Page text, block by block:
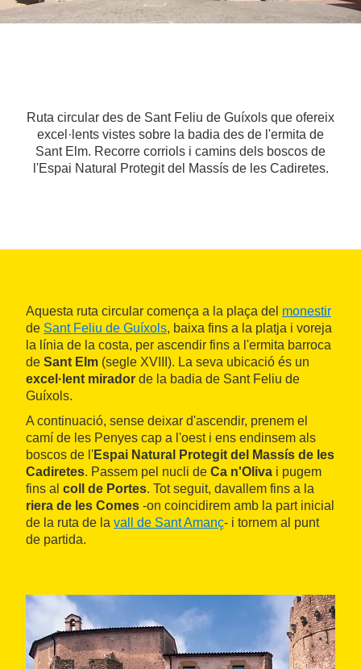
Ruta circular des de Sant Feliu de Guíxols que ofereix
excel·lents vistes sobre la badia des de l'ermita de
Sant Elm. Recorre corriols i camins dels boscos de
l'Espai Natural Protegit del Massís de les Cadiretes.
Aquesta ruta circular comença a la plaça del monestir
de Sant Feliu de Guíxols, baixa fins a la platja i voreja
la línia de la costa, per ascendir fins a l'ermita barroca
de Sant Elm (segle XVIII). La seva ubicació és un
excel·lent mirador de la badia de Sant Feliu de
Guíxols.
A continuació, sense deixar d'ascendir, prenem el
camí de les Penyes cap a l'oest i ens endinsem als
boscos de l'Espai Natural Protegit del Massís de les
Cadiretes. Passem pel nucli de Ca n'Oliva i pugem
fins al coll de Portes. Tot seguit, davallem fins a la
riera de les Comes -on coincidirem amb la part inicial
de la ruta de la vall de Sant Amanç- i tornem al punt
de partida.